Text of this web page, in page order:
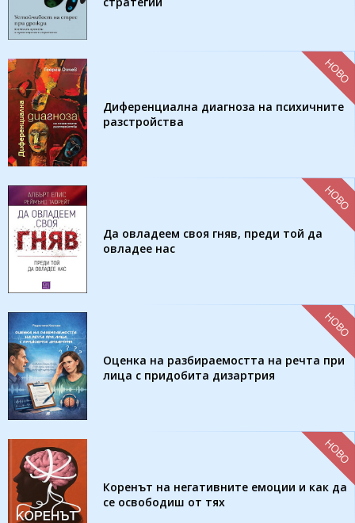
Диференциална диагноза на психичните
разстройства
НОВО
Да овладеем своя гняв, преди той да
овладее нас
НОВО
Оценка на разбираемостта на речта при
лица с придобита дизартрия
НОВО
Коренът на негативните емоции и как да
се освободиш от тях
НОВО